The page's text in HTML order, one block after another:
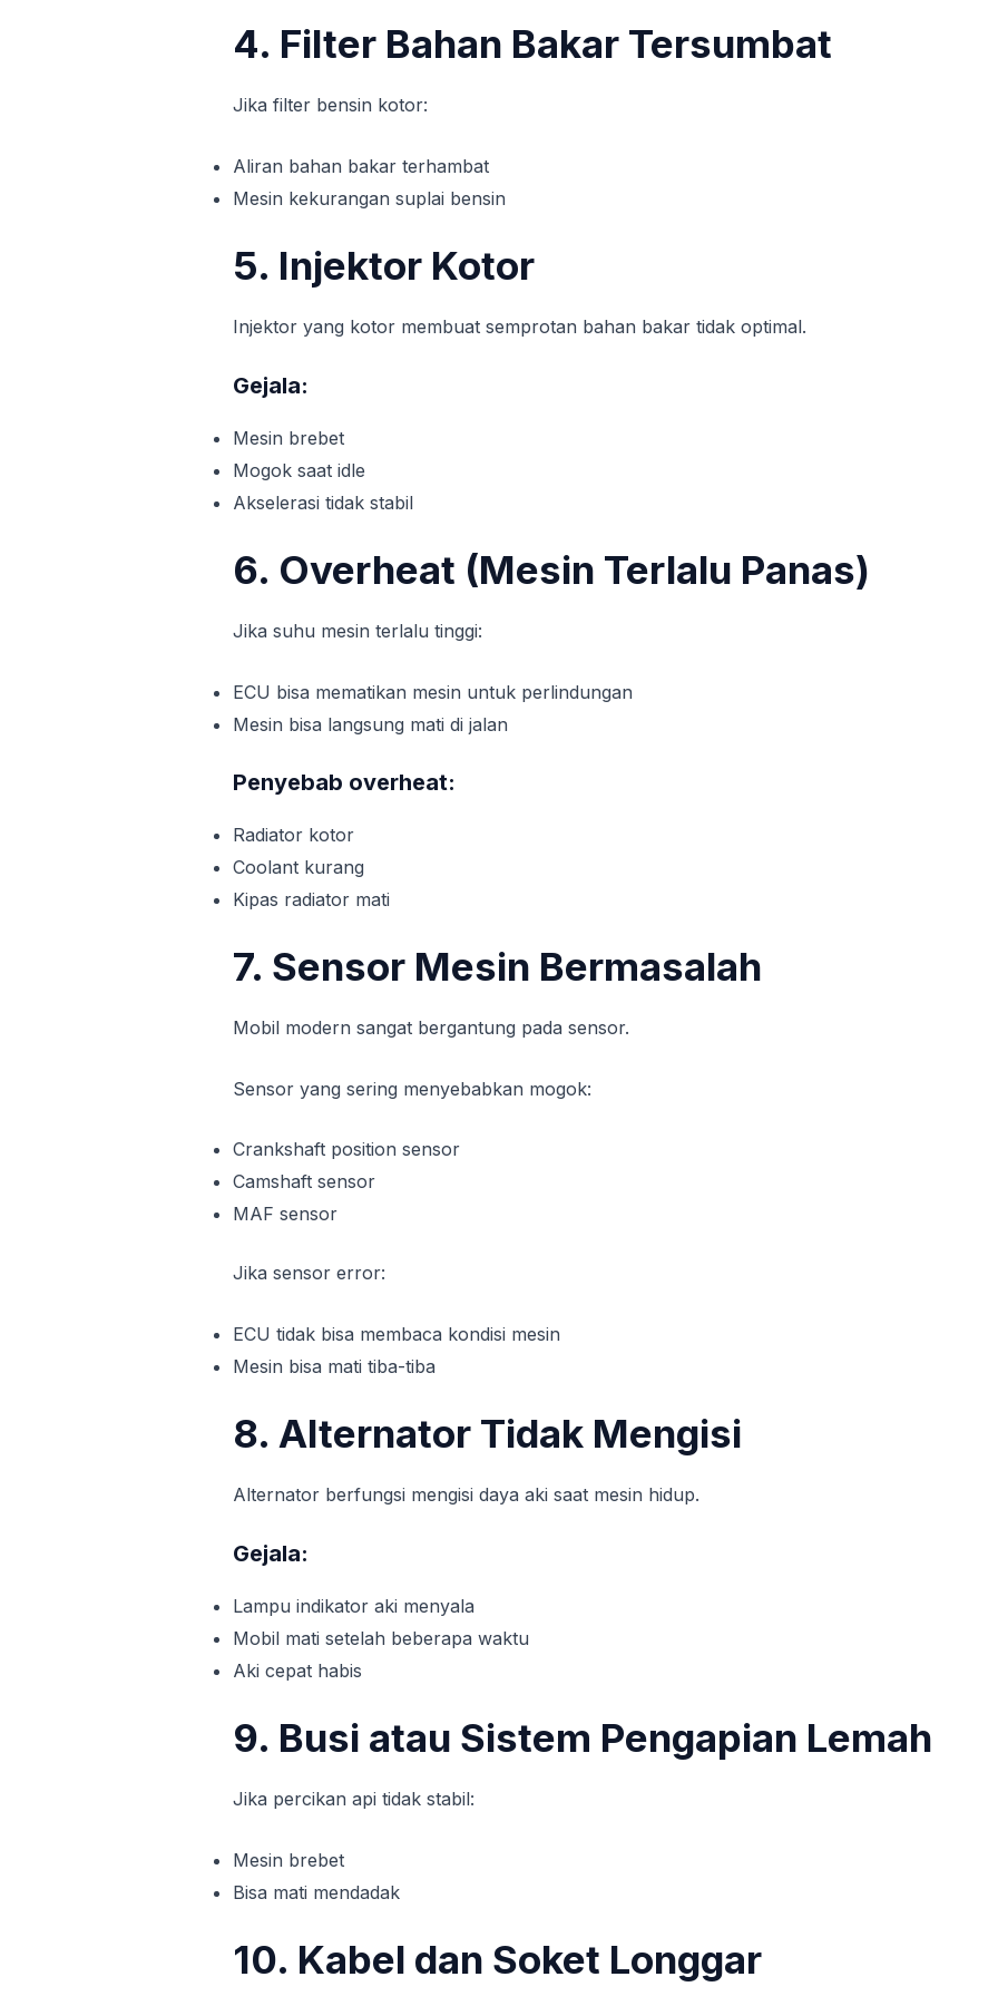
4. Filter Bahan Bakar Tersumbat
Jika filter bensin kotor:
Aliran bahan bakar terhambat
Mesin kekurangan suplai bensin
5. Injektor Kotor
Injektor yang kotor membuat semprotan bahan bakar tidak optimal.
Gejala:
Mesin brebet
Mogok saat idle
Akselerasi tidak stabil
6. Overheat (Mesin Terlalu Panas)
Jika suhu mesin terlalu tinggi:
ECU bisa mematikan mesin untuk perlindungan
Mesin bisa langsung mati di jalan
Penyebab overheat:
Radiator kotor
Coolant kurang
Kipas radiator mati
7. Sensor Mesin Bermasalah
Mobil modern sangat bergantung pada sensor.
Sensor yang sering menyebabkan mogok:
Crankshaft position sensor
Camshaft sensor
MAF sensor
Jika sensor error:
ECU tidak bisa membaca kondisi mesin
Mesin bisa mati tiba-tiba
8. Alternator Tidak Mengisi
Alternator berfungsi mengisi daya aki saat mesin hidup.
Gejala:
Lampu indikator aki menyala
Mobil mati setelah beberapa waktu
Aki cepat habis
9. Busi atau Sistem Pengapian Lemah
Jika percikan api tidak stabil:
Mesin brebet
Bisa mati mendadak
10. Kabel dan Soket Longgar